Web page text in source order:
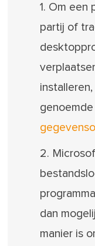
1. Om een
partij of
genoemde
2.
dan
manier is